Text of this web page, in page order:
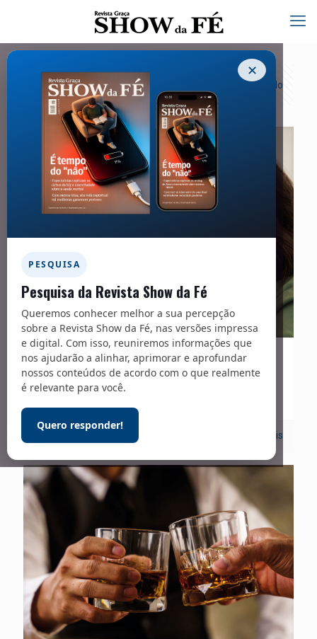
✕
PESQUISA
Pesquisa da Revista Show da Fé
Queremos conhecer melhor a sua percepção
sobre a Revista Show da Fé, nas versões impressa
e digital. Com isso, reuniremos informações que
nos ajudarão a alinhar, aprimorar e aprofundar
nossos conteúdos de acordo com o que realmente
é relevante para você.
Quero responder!
Categorias Tags Exibir tudo
28/07/2026
Dor silenciosa
Leia mais